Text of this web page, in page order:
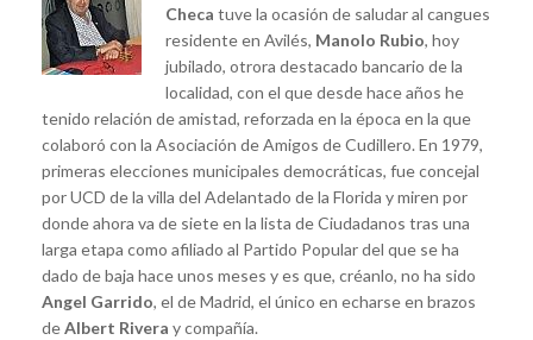
Checa tuve la ocasión de saludar al cangues
residente en Avilés, Manolo Rubio, hoy
jubilado, otrora destacado bancario de la
localidad, con el que desde hace años he
tenido relación de amistad, reforzada en la época en la que
colaboró con la Asociación de Amigos de Cudillero. En 1979,
primeras elecciones municipales democráticas, fue concejal
por UCD de la villa del Adelantado de la Florida y miren por
donde ahora va de siete en la lista de Ciudadanos tras una
larga etapa como afiliado al Partido Popular del que se ha
dado de baja hace unos meses y es que, créanlo, no ha sido
Angel Garrido, el de Madrid, el único en echarse en brazos
deAlbert Rivera y compañía.